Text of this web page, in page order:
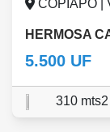
COPIAPO |
HERMOSA
5.500 UF
310 mts2